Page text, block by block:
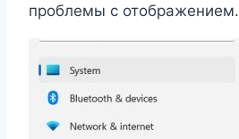
проблемы с отображением.